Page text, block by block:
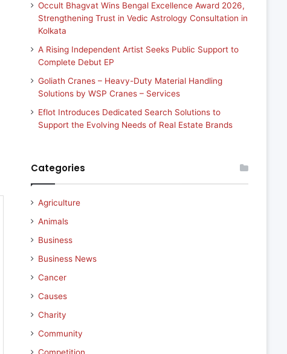
Occult Bhagvat Wins Bengal Excellence Award 2026,
Strengthening Trust in Vedic Astrology Consultation in
Kolkata
A Rising Independent Artist Seeks Public Support to
Complete Debut EP
Goliath Cranes – Heavy-Duty Material Handling
Solutions by WSP Cranes – Services
Eflot Introduces Dedicated Search Solutions to
Support the Evolving Needs of Real Estate Brands
Categories
Agriculture
Animals
Business
Business News
Cancer
Causes
Charity
Community